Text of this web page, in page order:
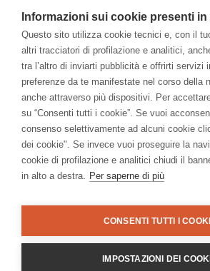
–
Accessibilitià
Con il contributo di:
Bando “Musei di Impresa 2025”
Informazioni sui cookie presenti
Questo sito utilizza cookie tecnici e, con il
altri tracciatori di profilazione e analitici,
tra l’altro di inviarti pubblicità e offrirti servizi
preferenze da te manifestate nel corso della
anche attraverso più dispositivi. Per
su “Consenti tutti i cookie”. Se vuoi
consenso selettivamente ad alcuni cookie
dei cookie". Se invece vuoi proseguire la
cookie di profilazione e analitici chiudi il
in alto a destra. Per saperne di più
CONSENTI TUTTI I
IMPOSTAZIONI DEI